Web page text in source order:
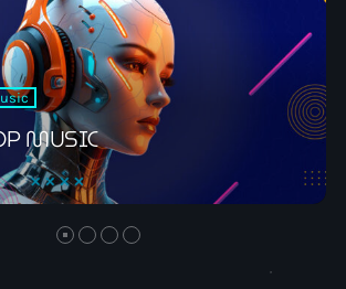
ELECTRO
gratuitement
MUSIC